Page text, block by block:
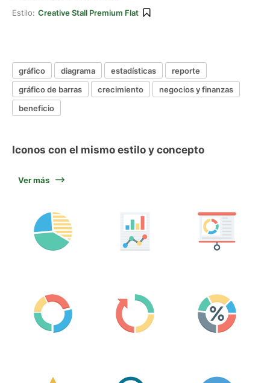
Estilo: Creative Stall Premium Flat
gráfico diagrama estadísticas
reporte
gráfico de barras
crecimiento
negocios y finanzas
beneficio
Iconos con el mismo estilo y concepto
Ver más